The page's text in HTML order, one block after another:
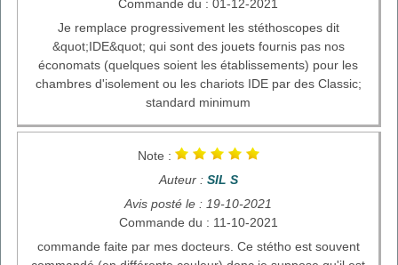
Commande du : 01-12-2021
Je remplace progressivement les stéthoscopes dit
&quot;IDE&quot; qui sont des jouets fournis pas nos
économats (quelques soient les établissements) pour les
chambres d'isolement ou les chariots IDE par des Classic;
standard minimum
Note :
Auteur : SIL S
Avis posté le : 19-10-2021
Commande du : 11-10-2021
commande faite par mes docteurs. Ce stétho est souvent